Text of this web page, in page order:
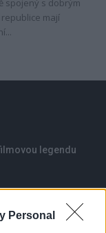
Personal
spojený s dobrým
mají
legendu
nabízí výborné